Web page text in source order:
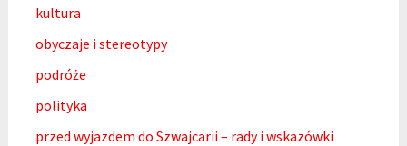
kultura
obyczaje i stereotypy
podróże
polityka
przed wyjazdem do Szwajcarii – rady i wskazówki